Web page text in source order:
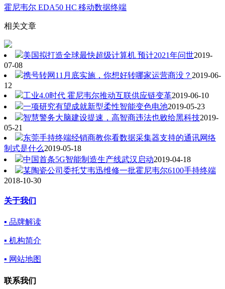
霍尼韦尔 EDA50 HC 移动数据终端
相关文章
美国拟打造全球最快超级计算机 预计2021年问世2019-
07-08
携号转网11月底实施，你想好转哪家运营商没？ 2019-06-
12
工业4.0时代 霍尼韦尔推动互联供应链变革2019-06-10
一项研究有望成就新型柔性智能变色电池2019-05-23
智慧警务大脑建设提速，高智商违法也败给黑科技2019-
05-21
东莞手持终端经销商教你看数据采集器支持的通讯网络
制式是什么2019-05-18
中国首条5G智能制造生产线武汉启动2019-04-18
某陶瓷公司委托艾韦迅维修一批霍尼韦尔6100手持终端
2018-10-30
关于我们
▪ 品牌解读
▪ 机构简介
▪ 网站地图
联系我们